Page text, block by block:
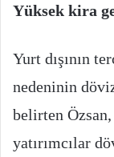
Yüksek kira
Yurt dışının
nedeninin
belirten
yatırımcılar